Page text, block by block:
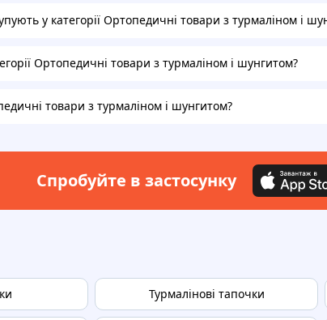
у категорії Ортопедичні товари з турмаліном і
Ортопедичні товари з турмаліном і шунгитом?
товари з турмаліном і шунгитом?
Спробуйте в застосунку
Турмалінові тапочки